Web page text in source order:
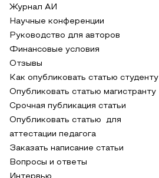
Журнал АИ
Научные конференции
Руководство для авторов
Финансовые условия
Отзывы
Как опубликовать статью студенту
Опубликовать статью магистранту
Срочная публикация статьи
Опубликовать статью для
аттестации педагога
Заказать написание статьи
Вопросы и ответы